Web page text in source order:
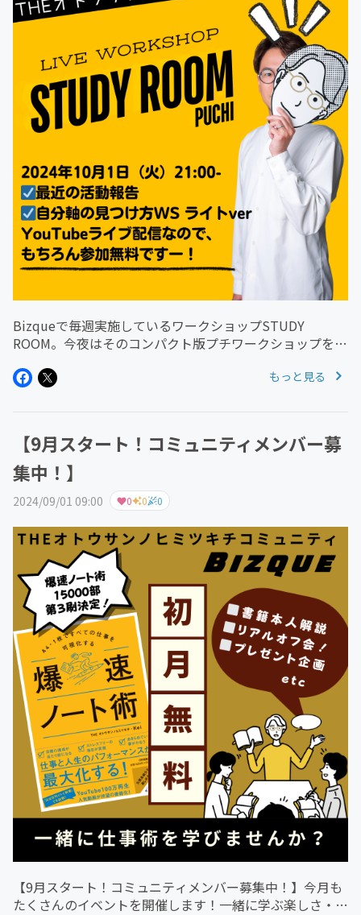
Bizqueで毎週実施しているワークショップSTUDY
ROOM。今夜はそのコンパクト版プチワークショップを
きてください！ーーーーーーーーーーーーーーーーーーー
もっと見る
【9月スタート！コミュニティメンバー募
集中！】
2024/09/01 09:00 0 0 0
【9月スタート！コミュニティメンバー募集中！】今月も
たくさんのイベントを開催します！一緒に学ぶ楽しさ・考